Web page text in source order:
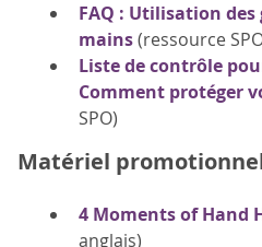
FAQ : Utilisation
mains(ressource
Liste de contrôle
Comment protéger
SPO)
Matériel
4 Moments of Hand
anglais)